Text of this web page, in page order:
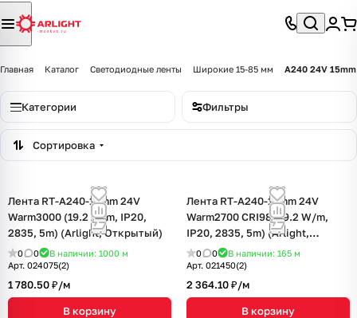
Главная Каталог Светодиодные ленты Широкие 15-85 мм A240 24V
Категории Фильтры
Сортировка
Лента RT-A240-15mm 24V
Warm3000 (19.2 W/m, IP20,
2835, 5m) (Arlight, Открытый)
0 0 В наличии: 1000 м
Арт. 024075(2)
1 780.50 ₽/м
В корзину
Лента RT-A240-15mm 24V
Warm2700 CRI98 (19.2 W/m,
IP20, 2835, 5m) (Arlight,
Открытый)
0 0 В наличии: 165 м
Арт. 021450(2)
2 364.10 ₽/м
В корзину